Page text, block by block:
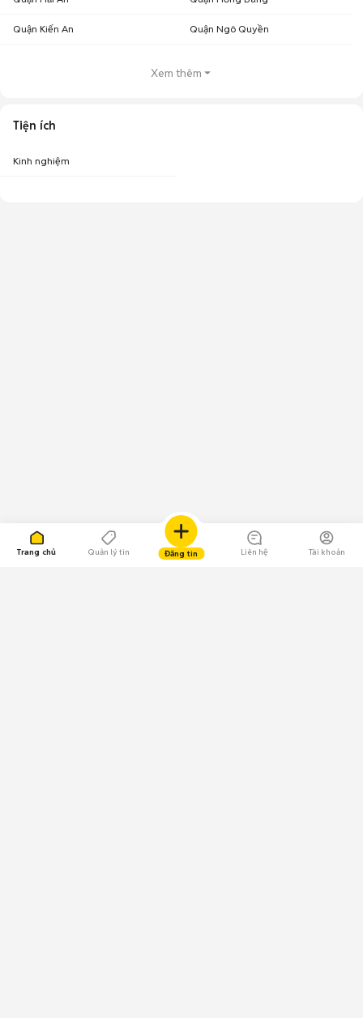
Trang chủ Quản lý tin Đăng tin Liên hệ Tài khoản
Quận Kiến An Quận Ngô Quyền
Xem thêm
Tiện ích
Kinh nghiệm